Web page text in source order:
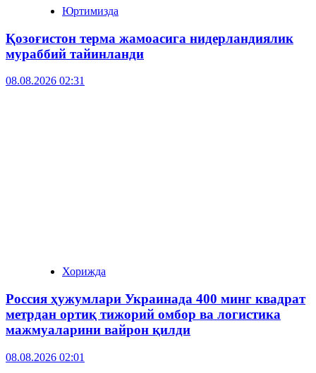
Юртимизда
Қозоғистон терма жамоасига нидерландиялик
мураббий тайинланди
08.08.2026 02:31
Хорижда
Россия ҳужумлари Украинада 400 минг квадрат
метрдан ортиқ тижорий омбор ва логистика
мажмуаларини вайрон қилди
08.08.2026 02:01